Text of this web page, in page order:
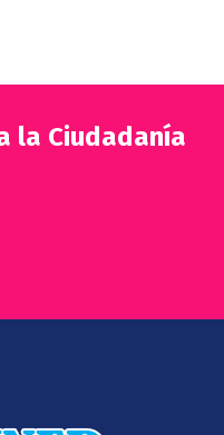
la Ciudadanía